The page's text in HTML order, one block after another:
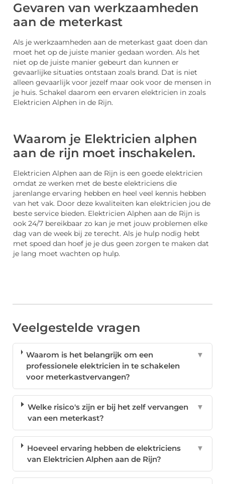
Gevaren van werkzaamheden
aan de meterkast
Als je werkzaamheden aan de meterkast gaat doen dan
moet het op de juiste manier gedaan worden. Als het
niet op de juiste manier gebeurt dan kunnen er
gevaarlijke situaties ontstaan zoals brand. Dat is niet
alleen gevaarlijk voor jezelf maar ook voor de mensen in
je huis. Schakel daarom een ervaren elektricien in zoals
Elektricien Alphen in de Rijn.
Waarom je Elektricien alphen
aan de rijn moet inschakelen.
Elektricien Alphen aan de Rijn is een goede elektricien
omdat ze werken met de beste elektriciens die
jarenlange ervaring hebben en heel veel kennis hebben
van het vak. Door deze kwaliteiten kan elektricien jou de
beste service bieden. Elektricien Alphen aan de Rijn is
ook 24/7 bereikbaar zo kan je met jouw problemen elke
dag van de week bij ze terecht. Als je hulp nodig hebt
met spoed dan hoef je je dus geen zorgen te maken dat
je lang moet wachten op hulp.
Veelgestelde vragen
Waarom is het belangrijk om een
professionele elektricien in te schakelen
voor meterkastvervangen?
▼
Welke risico's zijn er bij het zelf vervangen
van een meterkast?
▼
Hoeveel ervaring hebben de elektriciens
van Elektricien Alphen aan de Rijn?
▼